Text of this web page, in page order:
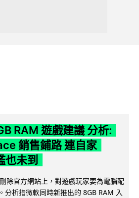
RAM 遊戲建議 分析:
銷售鋪路 連自家
未到
除官方網站上，對遊戲玩家要為電腦配
分析指微軟同時新推出的 8GB RAM 入